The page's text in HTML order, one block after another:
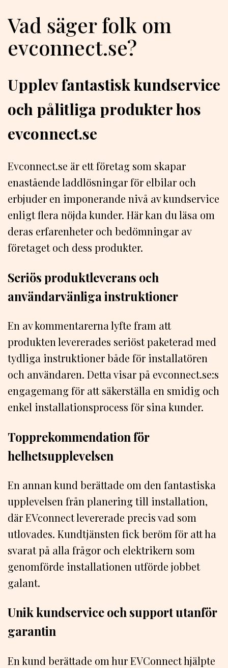
Vad säger folk om
evconnect.se?
Upplev fantastisk kundservice
och pålitliga produkter hos
evconnect.se
Evconnect.se är ett företag som skapar
enastående laddlösningar för elbilar och
erbjuder en imponerande nivå av kundservice
enligt flera nöjda kunder. Här kan du läsa om
deras erfarenheter och bedömningar av
företaget och dess produkter.
Seriös produktleverans och
användarvänliga instruktioner
En av kommentarerna lyfte fram att
produkten levererades seriöst paketerad med
tydliga instruktioner både för installatören
och användaren. Detta visar på evconnect.se:s
engagemang för att säkerställa en smidig och
enkel installationsprocess för sina kunder.
Topprekommendation för
helhetsupplevelsen
En annan kund berättade om den fantastiska
upplevelsen från planering till installation,
där EVconnect levererade precis vad som
utlovades. Kundtjänsten fick beröm för att ha
svarat på alla frågor och elektrikern som
genomförde installationen utförde jobbet
galant.
Unik kundservice och support utanför
garantin
En kund berättade om hur EVConnect hjälpte